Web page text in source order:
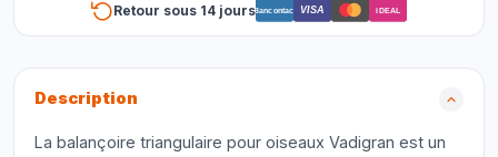
Retour sous 14 joursBancontact VISA iDEAL
Description
La balançoire triangulaire pour oiseaux Vadigran est un